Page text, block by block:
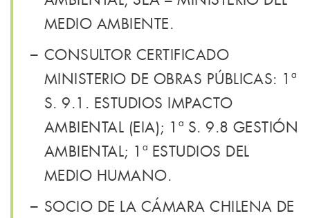
MEDIO AMBIENTE.
CONSULTOR CERTIFICADO
MINISTERIO DE OBRAS PÚBLICAS: 1ª
S. 9.1. ESTUDIOS IMPACTO
AMBIENTAL (EIA); 1ª S. 9.8 GESTIÓN
AMBIENTAL; 1ª ESTUDIOS DEL
MEDIO HUMANO.
SOCIO DE LA CÁMARA CHILENA DE